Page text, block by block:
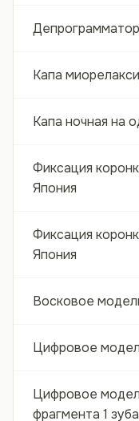
Депрограмматор
Капа
Капа ночная на
Фиксация
Япония
Фиксация
Япония
Восковое
Цифровое
Цифровое
фрагмента 1 зуба